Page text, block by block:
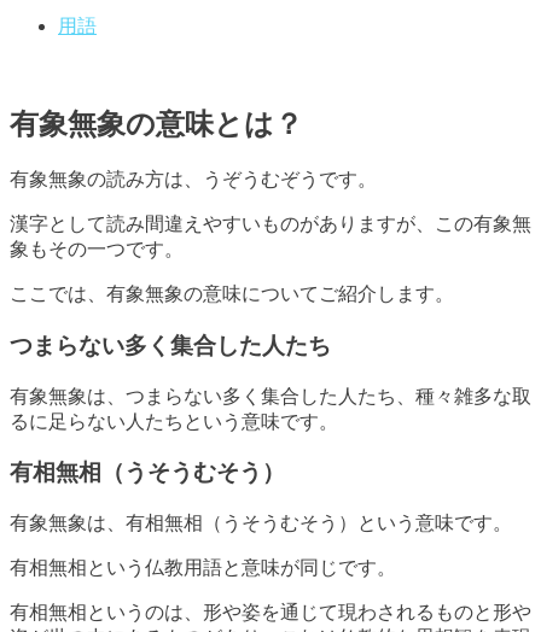
用語
有象無象の意味とは？
有象無象の読み方は、うぞうむぞうです。
漢字として読み間違えやすいものがありますが、この有象無
象もその一つです。
ここでは、有象無象の意味についてご紹介します。
つまらない多く集合した人たち
有象無象は、つまらない多く集合した人たち、種々雑多な取
るに足らない人たちという意味です。
有相無相（うそうむそう）
有象無象は、有相無相（うそうむそう）という意味です。
有相無相という仏教用語と意味が同じです。
有相無相というのは、形や姿を通じて現わされるものと形や